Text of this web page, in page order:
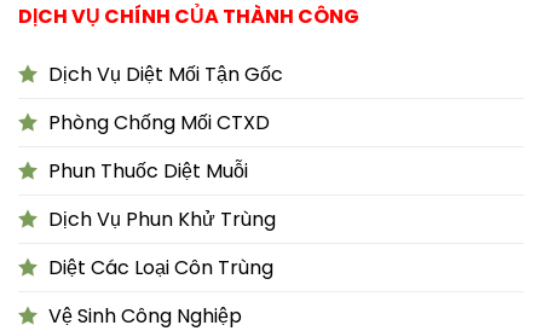
DỊCH VỤ CHÍNH CỦA THÀNH CÔNG
Dịch Vụ Diệt Mối Tận Gốc
Phòng Chống Mối CTXD
Phun Thuốc Diệt Muỗi
Dịch Vụ Phun Khử Trùng
Diệt Các Loại Côn Trùng
Vệ Sinh Công Nghiệp